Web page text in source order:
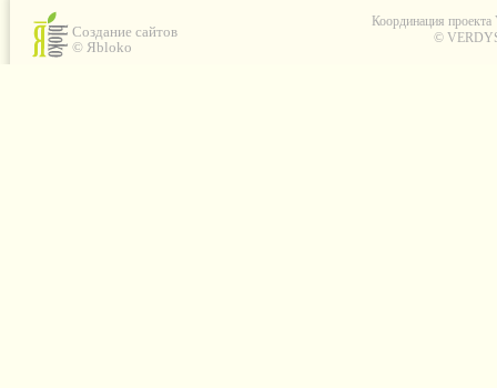
Создание сайтов
© Яbloko
Координация проекта
©